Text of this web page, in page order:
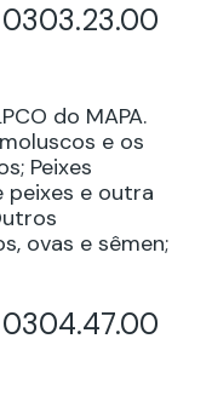
do MAPA.
e os
Peixes
peixes e outra
ovas e sêmen;